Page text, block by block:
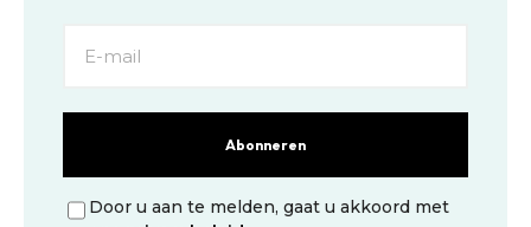
Abonneren
Door u aan te melden, gaat u akkoord met